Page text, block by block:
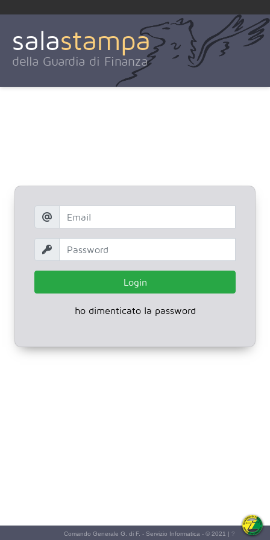
salastampa
della Guardia di Finanza
Login
ho dimenticato la password
Comando Generale G. di F. - Servizio Informatica - © 2021 | ?